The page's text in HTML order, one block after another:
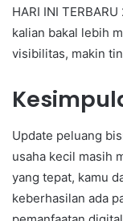
HARI INI
kalian bakal lebih
visibilitas, makin
Update peluang
usaha kecil masih
yang tepat, kamu
keberhasilan ada